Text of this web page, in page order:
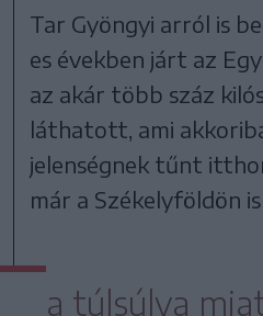
Tar Gyöngyi arról is
es években járt az
az akár több száz
láthatott, ami
jelenségnek tűnt
már a Székelyföldön
a túlsúlya